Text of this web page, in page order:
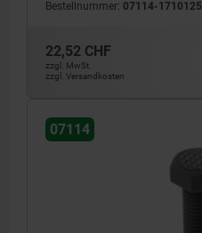
Bestellnummer: 07114-1710125
22,52 CHF
zzgl. MwSt.
zzgl. Versandkosten
07114